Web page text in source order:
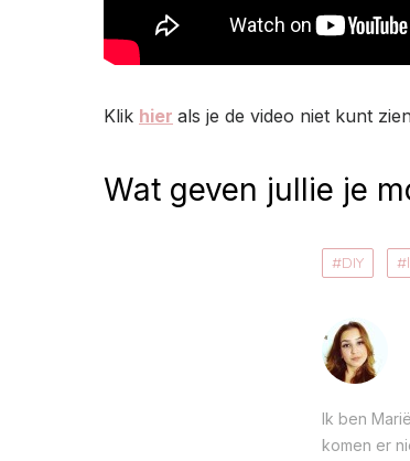
Klik hier als je de video niet kunt
Wat geven jullie je
DIY
Ik ben
komen er